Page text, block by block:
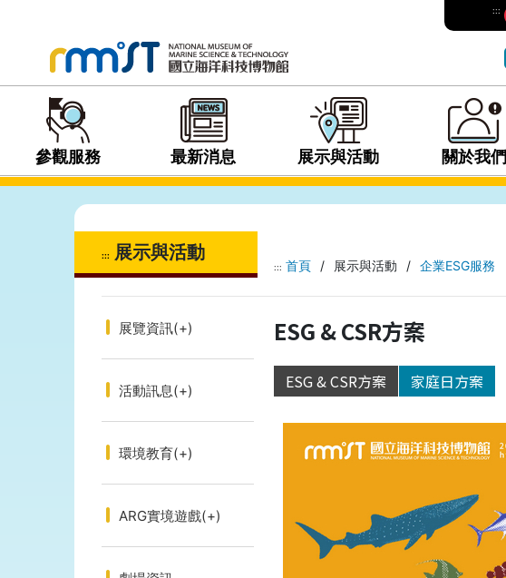
:::
參觀服務 最新消息 展示與活動 關於我們
::: 展示與活動
展覽資訊(+)
活動訊息(+)
環境教育(+)
ARG實境遊戲(+)
::: 首頁 / 展示與活動 / 企業ESG服務
ESG & CSR方案
ESG & CSR方案 家庭日方案